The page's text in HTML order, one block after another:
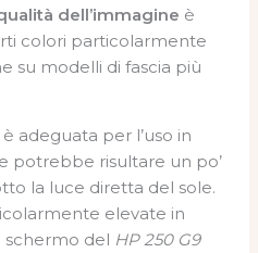
dell’immagine è
colori particolarmente
su modelli di fascia più
adeguata per l’uso in
potrebbe risultare un po’
la luce diretta del sole.
elevate in
schermo del HP 250 G9